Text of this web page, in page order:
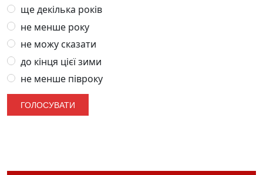
ще декілька років
не менше року
не можу сказати
до кінця цієї зими
не менше півроку